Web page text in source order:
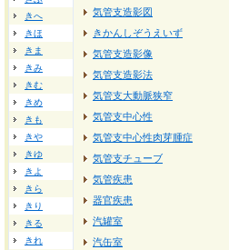
きへ
きほ
きま
きみ
きむ
きめ
きも
きや
きゆ
きよ
きら
きり
きる
きれ
気管支造影図
きかんしぞうえいず
気管支造影像
気管支造影法
気管支大動脈狭窄
気管支中心性
気管支中心性肉芽腫症
気管支チューブ
気管疾患
器官疾患
汽罐室
汽缶室